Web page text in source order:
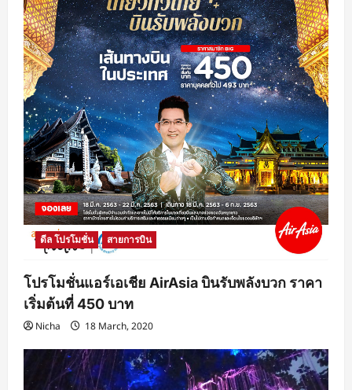
ดีล โปรโมชั่น สายการบิน
โปรโมชั่นแอร์เอเชีย AirAsia บินรับพลังบวก ราคา
เริ่มต้นที่ 450 บาท
Nicha 18 March, 2020